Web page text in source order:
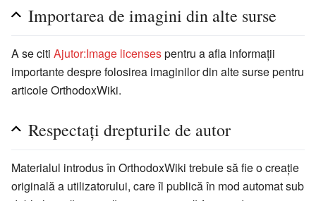
Importarea de imagini din alte surse
A se citi Ajutor:Image licensespentru a afla informații
importante despre folosirea imaginilor din alte surse pentru
articole OrthodoxWiki.
Respectați drepturile de autor
Materialul introdus în OrthodoxWiki trebuie să fie o creație
originală a utilizatorului, care îl publică în mod automat sub